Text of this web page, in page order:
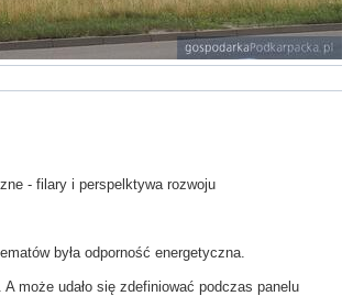
- filary i perspelktywa rozwoju
była odporność energetyczna.
może udało się zdefiniować podczas panelu